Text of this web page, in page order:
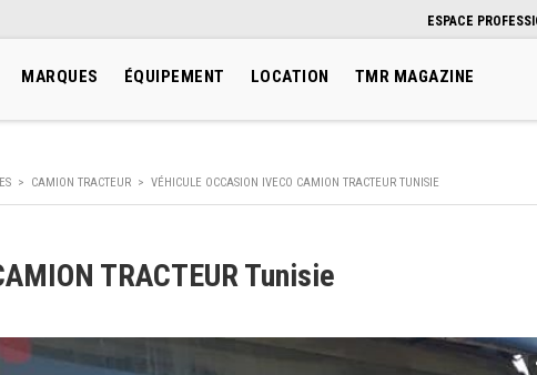
ESPACE
MARQUES ÉQUIPEMENT LOCATION TMR MAGAZINE
> CAMION TRACTEUR > VÉHICULE OCCASION IVECO CAMION TRACTEUR TUNISIE
TRACTEUR Tunisie